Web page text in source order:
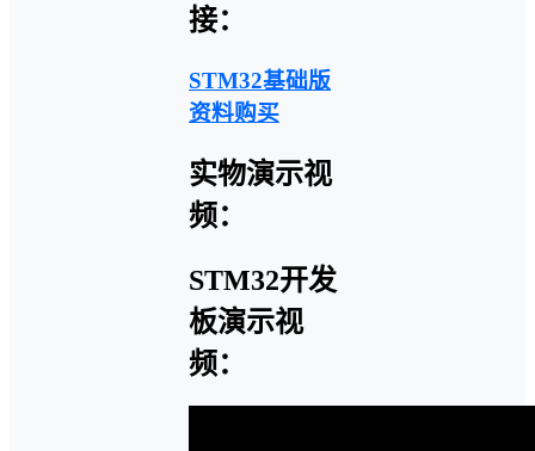
接：
STM32基础版
资料购买
实物演示视
频：
STM32开发
板演示视
频：